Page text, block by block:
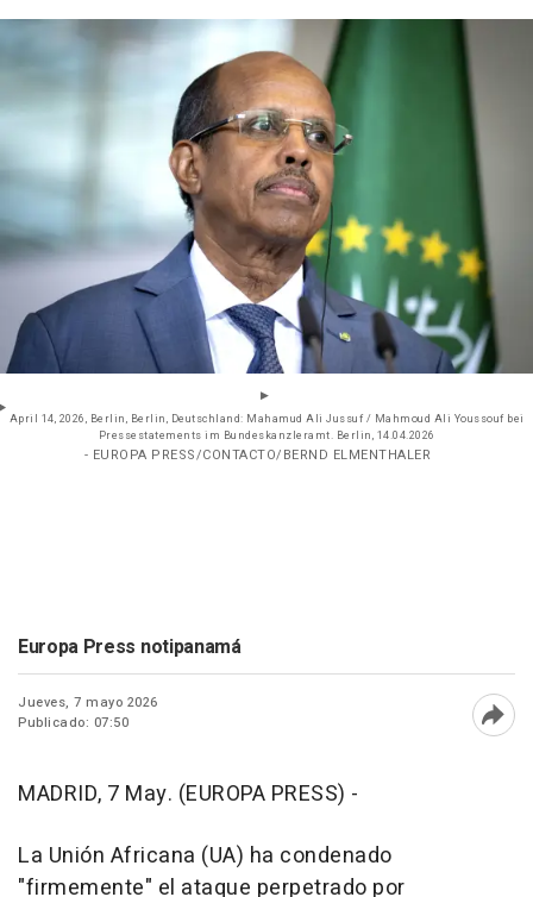
April 14, 2026, Berlin, Berlin, Deutschland: Mahamud Ali Jussuf / Mahmoud Ali Youssouf bei
Pressestatements im Bundeskanzleramt. Berlin, 14.04.2026
- EUROPA PRESS/CONTACTO/BERND ELMENTHALER
Europa Press notipanamá
Jueves, 7 mayo 2026
Publicado: 07:50
MADRID, 7 May. (EUROPA PRESS) -
La Unión Africana (UA) ha condenado
"firmemente" el ataque perpetrado por